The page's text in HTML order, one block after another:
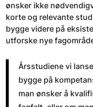
ønsker ikke
korte og relevante
bygge videre på
utforske nye
Årsstudiene vi
bygge på
man ønsker å